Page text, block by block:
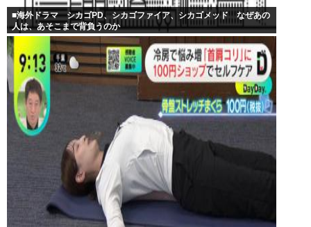
■海外ドラマ シカゴPD、シカゴファイア、シカゴメッド なぜあの
人は、あそこまで背負うのか